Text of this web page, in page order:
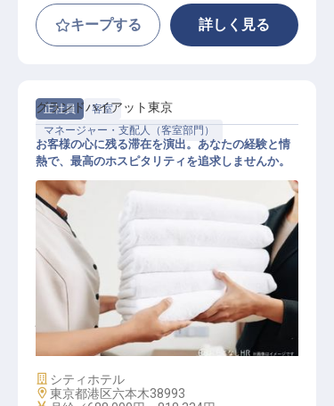
キープする 詳しく見る
正社員
客室
マネージャー・支配人（客室部門）
ハウスキーピング（マネージャー）
グランドハイアット東京
お客様の心に残る滞在を演出。あなたの経験と情
熱で、最高のホスピタリティを追求しませんか。
施設業態
シティホテル
勤務地
東京都港区六本木38993